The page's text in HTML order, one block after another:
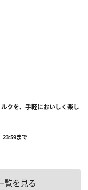
クを、手軽においしく楽し
23:59まで
覧を見る